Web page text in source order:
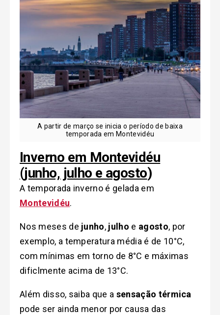
A partir de março se inicia o período de baixa
temporada em Montevidéu
Inverno em Montevidéu
(junho, julho e agosto)
A temporada inverno é gelada em
Montevidéu.
Nos meses de junho, julho e agosto, por
exemplo, a temperatura média é de 10°C,
com mínimas em torno de 8°C e máximas
dificlmente acima de 13°C.
Além disso, saiba que a sensação térmica
pode ser ainda menor por causa das